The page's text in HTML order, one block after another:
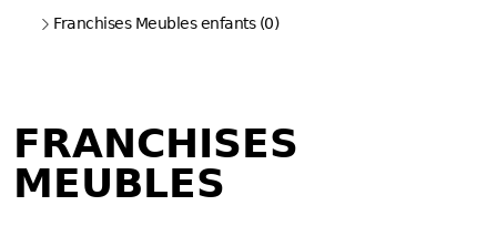
Franchises Meubles enfants (0)
FRANCHISES
MEUBLES